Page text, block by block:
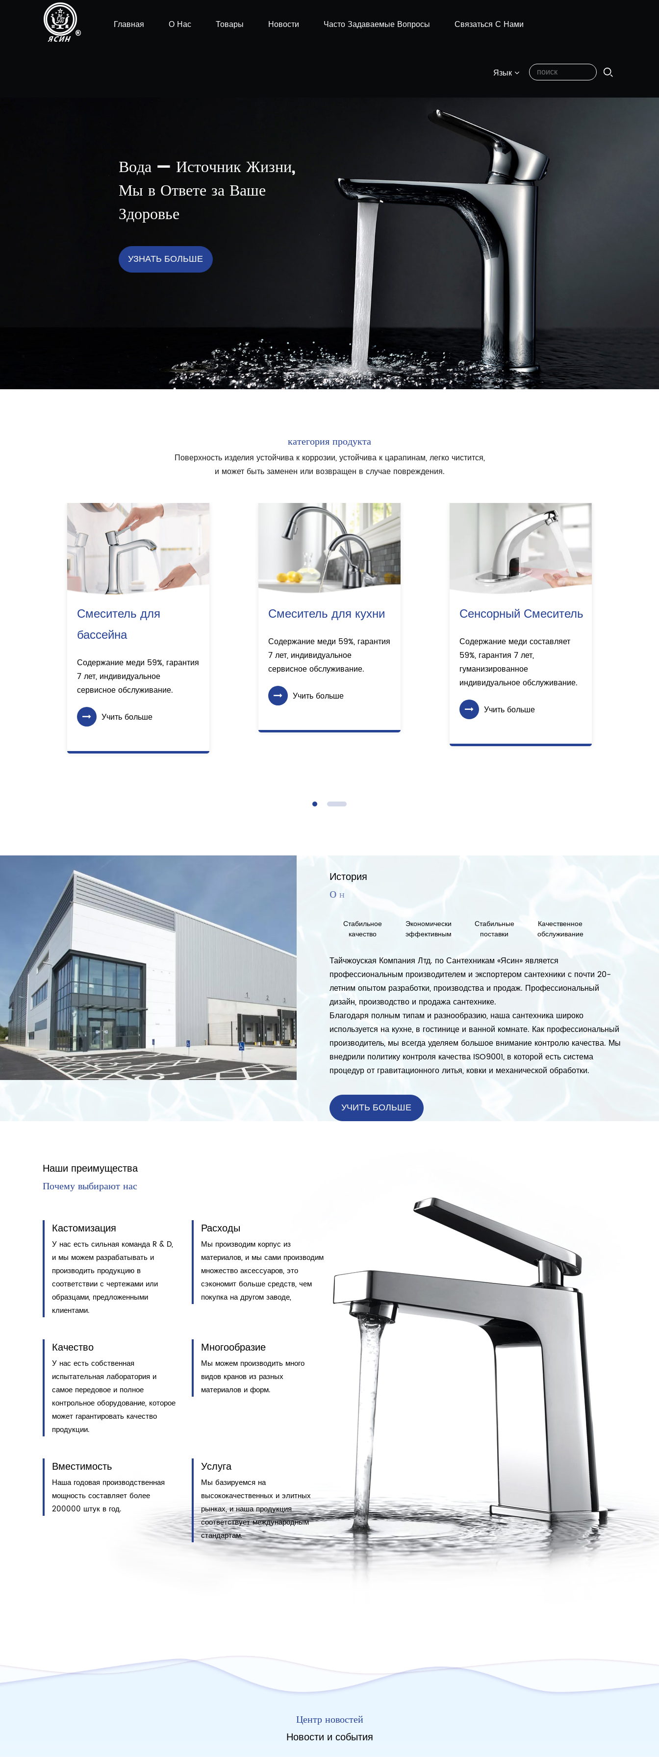
Главная О Нас Товары Новости Часто Задаваемые Вопросы Связаться С Нами
Язык
УЗНАТЬ БОЛЬШЕ
Поверхность изделия устойчива к коррозии, устойчива к царапинам, легко чистится,
и может быть заменен или возвращен в случае повреждения.
Смеситель для
бассейна
Содержание меди 59%, гарантия
7 лет, индивидуальное
сервисное обслуживание.
Учить больше
Смеситель для кухни
Содержание меди 59%, гарантия
7 лет, индивидуальное
сервисное обслуживание.
Учить больше
Сенсорный Смеситель
Содержание меди составляет
59%, гарантия 7 лет,
гуманизированное
индивидуальное обслуживание.
Учить больше
История
Стабильное
качество
Экономически
эффективным
Стабильные
поставки
Качественное
обслуживание
Тайчжоуская Компания Лтд. по Сантехникам «Ясин» является
профессиональным производителем и экспортером сантехники с почти 20-
летним опытом разработки, производства и продаж. Профессиональный
дизайн, производство и продажа сантехнике.
Благодаря полным типам и разнообразию, наша сантехника широко
используется на кухне, в гостинице и ванной комнате. Как профессиональный
производитель, мы всегда уделяем большое внимание контролю качества. Мы
внедрили политику контроля качества ISO9001, в которой есть система
процедур от гравитационного литья, ковки и механической обработки.
УЧИТЬ БОЛЬШЕ
Наши преимущества
Кастомизация
У нас есть сильная команда R & D,
и мы можем разрабатывать и
производить продукцию в
соответствии с чертежами или
образцами, предложенными
клиентами.
Расходы
Мы производим корпус из
материалов, и мы сами производим
множество аксессуаров, это
сэкономит больше средств, чем
покупка на другом заводе,
Качество
У нас есть собственная
испытательная лаборатория и
самое передовое и полное
контрольное оборудование, которое
может гарантировать качество
продукции.
Многообразие
Мы можем производить много
видов кранов из разных
материалов и форм.
Вместимость
Наша годовая производственная
мощность составляет более
200000 штук в год.
Услуга
Мы базируемся на
высококачественных и элитных
рынках, и наша продукция
соответствует международным
стандартам.
Новости и события